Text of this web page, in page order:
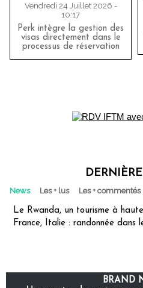
Vendredi 24 Juillet 2026 -
10:17
Perk intègre la gestion des
visas directement dans le
processus de réservation
DERNIÈRE
News Les + lus Les + commentés
Le Rwanda, un tourisme à
France, Italie : randonnée dans
BRAND